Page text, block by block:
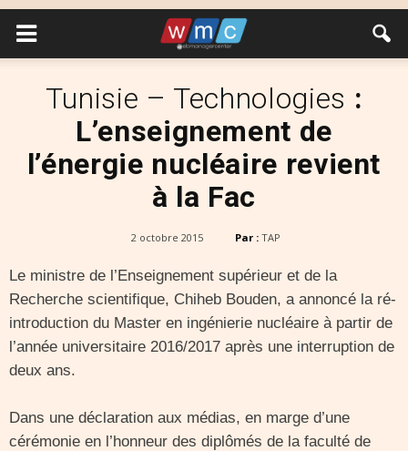
Tunisie – Technologies :
L’enseignement de
l’énergie nucléaire revient
à la Fac
2 octobre 2015 Par : TAP
Le ministre de l’Enseignement supérieur et de la
Recherche scientifique, Chiheb Bouden, a annoncé la ré-
introduction du Master en ingénierie nucléaire à partir de
l’année universitaire 2016/2017 après une interruption de
deux ans.
Dans une déclaration aux médias, en marge d’une
cérémonie en l’honneur des diplômés de la faculté de